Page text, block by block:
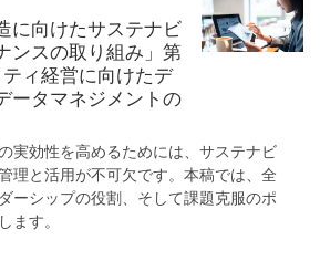
に向けたサステナビ
ンスの取り組み」第
ィ経営に向けたデ
ータマネジメントの
実効性を高めるためには、サステナビ
理と活用が不可欠です。本稿では、全
ーシップの役割、そして課題克服のポ
ます。